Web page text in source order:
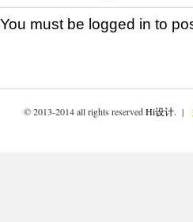
You must be logged in to
© 2013-2014 all rights reservedHi设计. |